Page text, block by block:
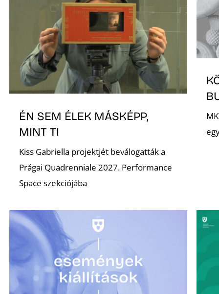
ÉN SEM ÉLEK MÁSKÉPP,
MINT TI
Kiss Gabriella projektjét beválogatták a
Prágai Quadrenniale 2027. Performance
Space szekciójába